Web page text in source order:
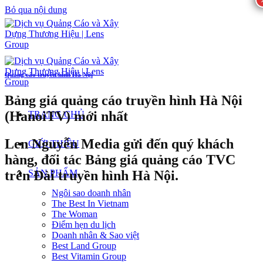
Bỏ qua nội dung
TRANG CHỦ
GIỚI THIỆU
SẢN PHẨM
Ngôi sao doanh nhân
The Best In Vietnam
The Woman
Điểm hẹn du lịch
Doanh nhân & Sao việt
Best Land Group
Best Vitamin Group
Quảng cáo truyền hình Hà Nội
Bảng giá quảng cáo truyền hình Hà Nội
(HanoiTV) mới nhất
Len Nguyễn Media gửi đến quý khách
hàng, đối tác Bảng giá quảng cáo TVC
trên Đài truyền hình Hà Nội.